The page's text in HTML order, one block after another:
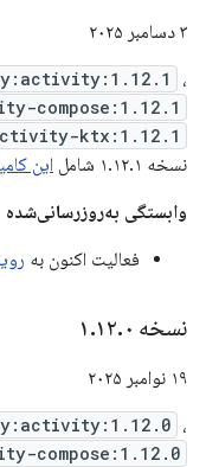
۳ دسامبر ۲۰۲۵
،
compose:1.12.1
ktx:1.12.1
نسخه ۱.۱۲.۱ شامل
این
وابستگی به‌روزرسانی‌شده
فعالیت اکنون به
نسخه ۱ .۱۲.۰
۱۹ نوامبر ۲۰۲۵
،
compose:1.12.0